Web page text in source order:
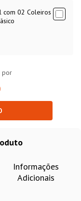
com 02 Coleiros
por
Informações
Adicionais